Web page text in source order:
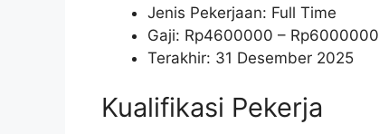
Jenis Pekerjaan: Full Time
Gaji: Rp4600000 – Rp6000000
Terakhir: 31 Desember 2025
Kualifikasi Pekerja